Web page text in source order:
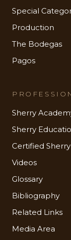
Special
Production
The Bodegas
Pagos
Sherry
Sherry
Certified
Videos
Glossary
Bibliography
Related Links
Media Area